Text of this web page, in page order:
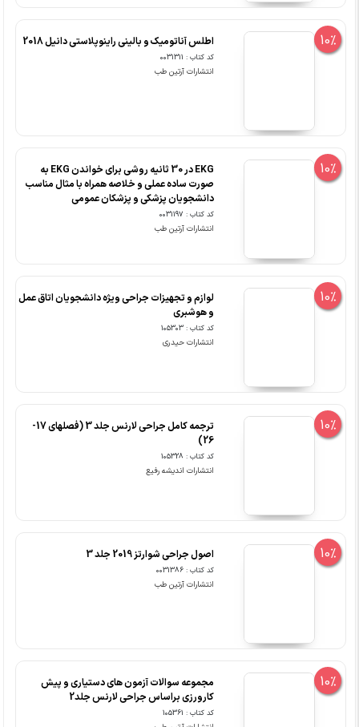
10% اطلس آناتومیک و بالینی راینوپلاستی دانیل 2018
کد کتاب : 0031311
انتشارات آرتین طب
10%
EKG در 30 ثانیه روشی برای خواندن EKG به
صورت ساده عملی و خلاصه همراه با مثال مناسب
دانشجویان پزشکی و پزشکان عمومی
کد کتاب : 0031197
انتشارات آرتین طب
10%
لوازم و تجهیزات جراحی ویژه دانشجویان اتاق عمل
و هوشبری
کد کتاب : 105303
انتشارات حیدری
10%
ترجمه کامل جراحی لارنس جلد 3 (فصلهای 17-
26)
کد کتاب : 105328
انتشارات اندیشه رفیع
10% اصول جراحی شوارتز 2019 جلد 3
کد کتاب : 0031386
انتشارات آرتین طب
10%
مجموعه سوالات آزمون های دستیاری و پیش
کارورزی براساس جراحی لارنس جلد2
کد کتاب : 105361